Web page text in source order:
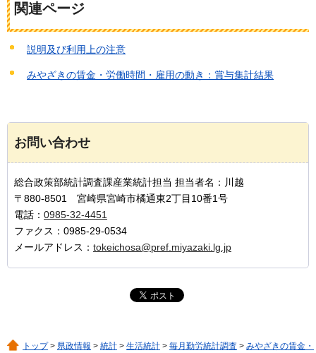
関連ページ
説明及び利用上の注意
みやざきの賃金・労働時間・雇用の動き：賞与集計結果
お問い合わせ
総合政策部統計調査課産業統計担当 担当者名：川越
〒880-8501 宮崎県宮崎市橘通東2丁目10番1号
電話： 0985-32-4451
ファクス：0985-29-0534
メールアドレス： tokeichosa@pref.miyazaki.lg.jp
トップ> 県政情報 > 統計 > 生活統計 > 毎月勤労統計調査 > みやざきの賃金・